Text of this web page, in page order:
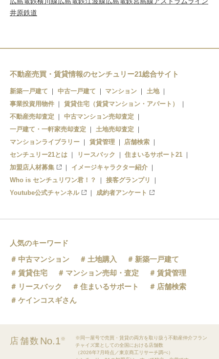
井原鉄道
不動産売買・賃貸情報のセンチュリー21総合サイト
新築一戸建て 中古一戸建て マンション
土地
事業投資用物件
賃貸住宅（賃貸マンション・アパート）
不動産売却査定
中古マンション売却査定
一戸建て・一軒家売却査定
土地売却査定
マンションライブラリー
賃貸管理
店舗検索
センチュリー21とは
リースバック
住まいるサポート21
加盟店人材募集
イメージキャラクター紹介
Who is センチュリワン君！？
接客グランプリ
Youtube公式チャンネル
成約者アンケート
人気のキーワード
中古マンション
土地購入
新築一戸建て
賃貸住宅
マンション売却・査定
賃貸管理
リースバック
住まいるサポート
店舗検索
ケインコスギさん
店舗数 No.1※
※同一屋号で売買・賃貸の両方を取り扱う不動産仲介フラン
チャイズ業としての全国における店舗数
（2026年7月時点／東京商工リサーチ調べ）